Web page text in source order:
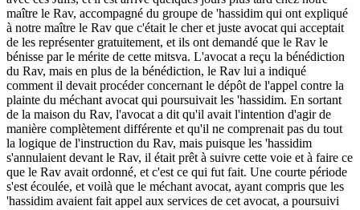
maître le Rav, accompagné du groupe de 'hassidim qui ont expliqué
à notre maître le Rav que c'était le cher et juste avocat qui acceptait
de les représenter gratuitement, et ils ont demandé que le Rav le
bénisse par le mérite de cette mitsva. L'avocat a reçu la bénédiction
du Rav, mais en plus de la bénédiction, le Rav lui a indiqué
comment il devait procéder concernant le dépôt de l'appel contre la
plainte du méchant avocat qui poursuivait les 'hassidim. En sortant
de la maison du Rav, l'avocat a dit qu'il avait l'intention d'agir de
manière complètement différente et qu'il ne comprenait pas du tout
la logique de l'instruction du Rav, mais puisque les 'hassidim
s'annulaient devant le Rav, il était prêt à suivre cette voie et à faire ce
que le Rav avait ordonné, et c'est ce qui fut fait. Une courte période
s'est écoulée, et voilà que le méchant avocat, ayant compris que les
'hassidim avaient fait appel aux services de cet avocat, a poursuivi